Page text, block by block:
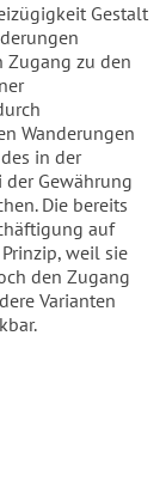
Gestalt
Zugang zu den
Wanderungen
in der
Gewährung
Die bereits
auf
weil sie
den Zugang
Varianten